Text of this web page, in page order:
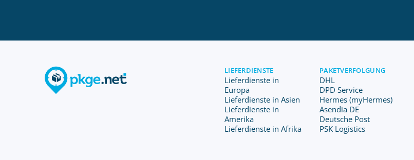
LIEFERDIENSTE
Lieferdienste in
Europa
Lieferdienste in Asien
Lieferdienste in
Amerika
Lieferdienste in Afrika
PAKETVERFOLGUNG
DHL
DPD Service
Hermes (myHermes)
Asendia DE
Deutsche Post
PSK Logistics